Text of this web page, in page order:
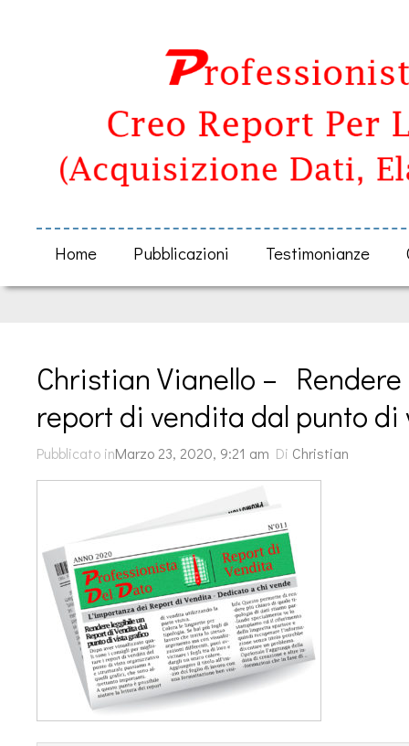
Home Pubblicazioni Testimonianze
Christian Vianello –
report di vendita dal punto
Pubblicato inMarzo 23, 2020, 9:21 am Di Christian